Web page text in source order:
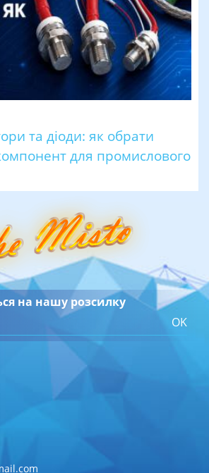
та діоди: як обрати
для промислового
на нашу розсилку
OK